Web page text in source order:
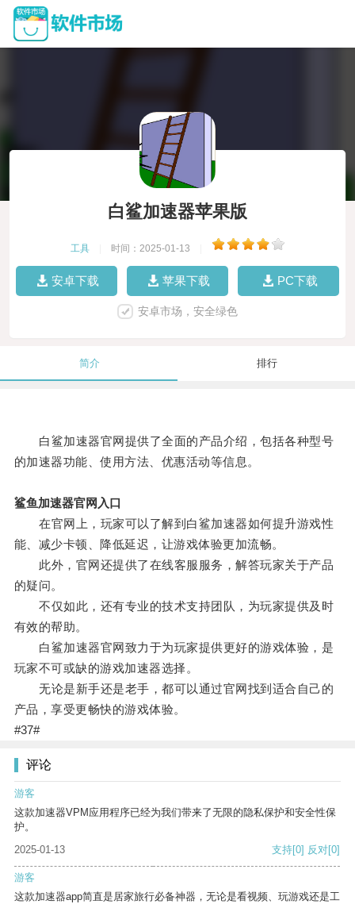
白鲨加速器苹果版
工具 时间：2025-01-13
安卓下载 苹果下载 PC下载
安卓市场，安全绿色
简介 排行
白鲨加速器官网提供了全面的产品介绍，包括各种型号
的加速器功能、使用方法、优惠活动等信息。
鲨鱼加速器官网入口
在官网上，玩家可以了解到白鲨加速器如何提升游戏性
能、减少卡顿、降低延迟，让游戏体验更加流畅。
此外，官网还提供了在线客服服务，解答玩家关于产品
的疑问。
不仅如此，还有专业的技术支持团队，为玩家提供及时
有效的帮助。
白鲨加速器官网致力于为玩家提供更好的游戏体验，是
玩家不可或缺的游戏加速器选择。
无论是新手还是老手，都可以通过官网找到适合自己的
产品，享受更畅快的游戏体验。
#37#
评论
游客
这款加速器VPM应用程序已经为我们带来了无限的隐私保护和安全性保
护。
2025-01-13
支持[0] 反对[0]
游客
这款加速器app简直是居家旅行必备神器，无论是看视频、玩游戏还是工